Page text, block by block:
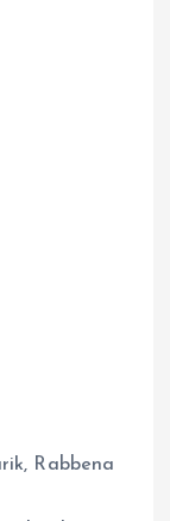
Rabbena